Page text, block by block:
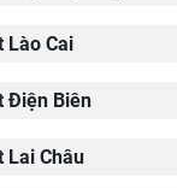
Lào Cai
Điện Biên
Lai Châu